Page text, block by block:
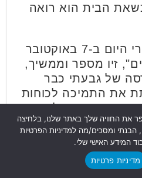
הבית הוא רואה
"חטיבת גבעתי בצהרי היום ב-7 באוקטובר
זיו מספר וממשיך,
של גבעתי כבר
את התמיכה לכוחות
הקרקעית, ולעשות
להיערך לקראת
גבעתי היא
את כוחות ההנדסה
מצאו את עצמם
את החוויה שלך באתר שלנו, בלחיצה
ומסכים/מה למדיניות הפרטיות
המידע האישי שלי.
מדיניות פרטיות